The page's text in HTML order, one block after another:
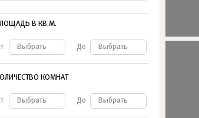
В КВ.М.
Выбрать До Выбрать
КОМНАТ
Выбрать До Выбрать